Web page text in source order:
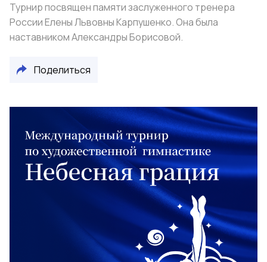
Турнир посвящен памяти заслуженного тренера
России Елены Львовны Карпушенко. Она была
наставником Александры Борисовой.
Поделиться